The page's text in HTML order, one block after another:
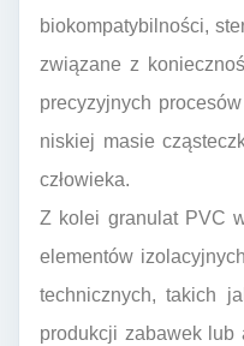
biokompatybilności,
związane z
precyzyjnych
niskiej masie
człowieka.
Z kolei granulat PVC
elementów
technicznych, takich
produkcji zabawek lub